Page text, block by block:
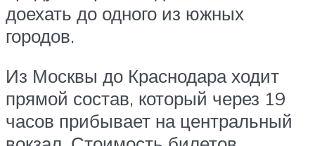
доехать до одного из южных
городов.
Из Москвы до Краснодара ходит
прямой состав, который через 19
часов прибывает на центральный